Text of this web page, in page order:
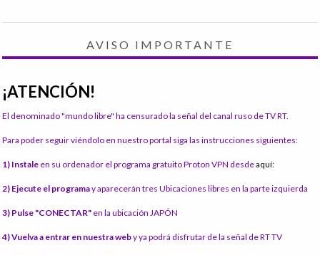
AVISO IMPORTANTE
¡ATENCIÓN!
El denominado "mundo libre" ha censurado la señal del canal ruso de TV RT.
Para poder seguir viéndolo en nuestro portal siga las instrucciones siguientes:
1) Instale en su ordenador el programa gratuito Proton VPN desdeaquí:
2) Ejecute el programay aparecerán tres Ubicaciones libres en la parte izquierda
3) Pulse "CONECTAR" en la ubicación JAPÓN
4) Vuelva a entrar en nuestra weby ya podrá disfrutar de la señal de RT TV